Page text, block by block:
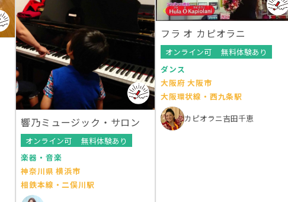
響乃ミュージック・サロン
オンライン可
無料体験あり
楽器・音楽
神奈川県 横浜市
相鉄本線・二俣川駅
フラ オ カピオラニ
オンライン可
無料体験あり
ダンス
大阪府 大阪市
大阪環状線・西九条駅
カピオラニ吉田千恵